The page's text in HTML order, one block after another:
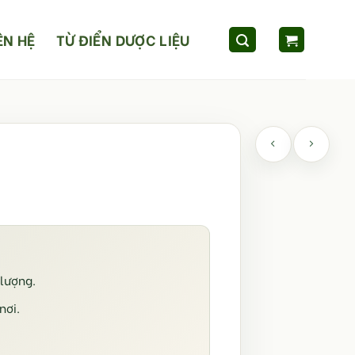
HỆ TỪ ĐIỂN DƯỢC LIỆU